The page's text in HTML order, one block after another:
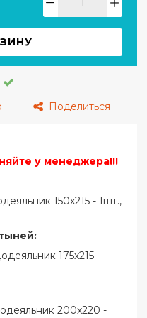
Поделиться
у менеджера!!!
150х215 - 1шт.,
175х215 -
200х220 -